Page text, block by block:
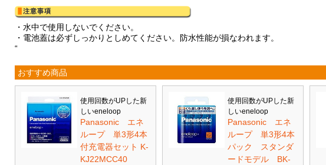
・水中で使用しないでください。
・電池蓋は必ずしっかりとしめてください。防水性能が損なわれます。
“
おすすめ商品
使用回数がUPした新
しいeneloop
Panasonic エネ
ループ 単3形4本
付充電器セット K-
KJ22MCC40
使用回数がUPした新
しいeneloop
Panasonic エネ
ループ 単3形4本
パック スタンダ
ードモデル BK-